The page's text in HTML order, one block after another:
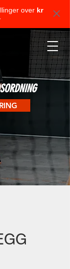
over kr